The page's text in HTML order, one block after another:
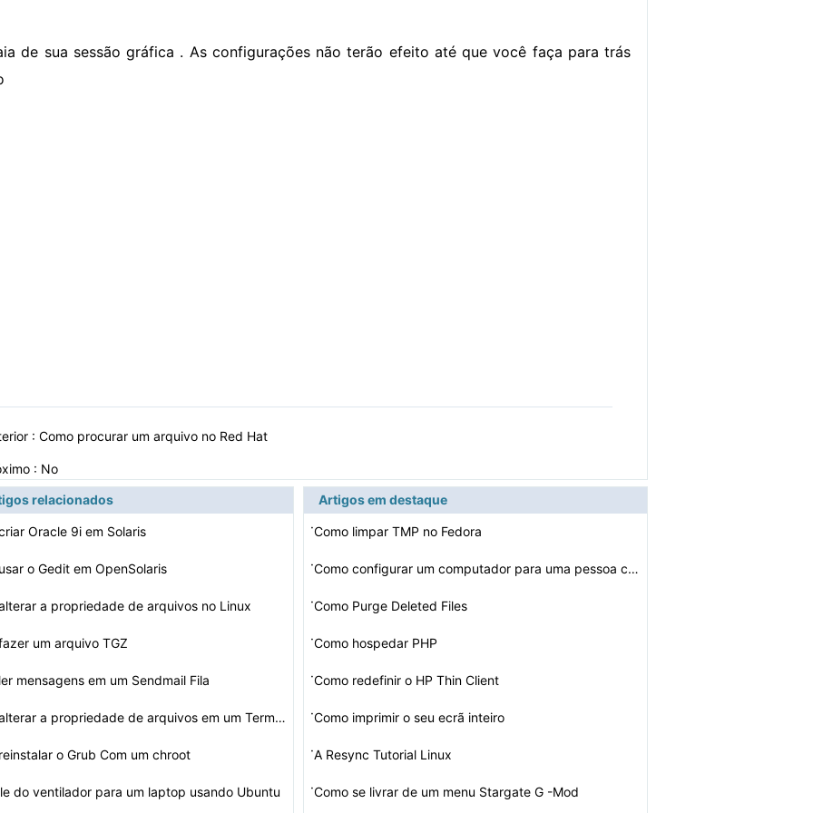
de sua sessão gráfica . As configurações não terão efeito até que você faça para trás
: Como procurar um arquivo no Red Hat
: No
relacionados
Oracle 9i em Solaris
o Gedit em OpenSolaris
a propriedade de arquivos no Linux
um arquivo TGZ
mensagens em um Sendmail Fila
Como alterar a propriedade de arquivos em um Terminal
o Grub Com um chroot
do ventilador para um laptop usando Ubuntu
Artigos em destaque
·Como limpar TMP no Fedora
· Como configurar um computador para uma pessoa cega
·Como Purge Deleted Files
·Como hospedar PHP
·Como redefinir o HP Thin Client
·Como imprimir o seu ecrã inteiro
·A Resync Tutorial Linux
·Como se livrar de um menu Stargate G -Mod